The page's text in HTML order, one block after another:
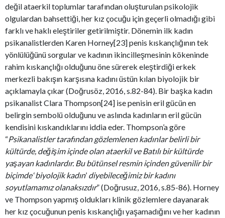
değil ataerkil toplumlar tarafından oluşturulan psikolojik
olgulardan bahsettiği, her kız çocuğu için geçerli olmadığı gibi
farklı ve haklı eleştiriler getirilmiştir. Dönemin ilk kadın
psikanalistlerden Karen Horney[23] penis kıskançlığının tek
yönlülüğünü sorgular ve kadının ikincilleşmesinin kökeninde
rahim kıskançlığı olduğunu öne sürerek eleştirdiği erkek
merkezli bakışın karşısına kadını üstün kılan biyolojik bir
açıklamayla çıkar (Doğrusöz, 2016, s.82-84). Bir başka kadın
psikanalist Clara Thompson[24] ise penisin eril gücün en
belirgin sembolü olduğunu ve aslında kadınların eril gücün
kendisini kıskandıklarını iddia eder. Thompson’a göre
“Psikanalistler tarafından gözlemlenen kadınlar belirli bir
kültürde, değişim içinde olan ataerkil ve Batılı bir kültürde
yaşayan kadınlardır. Bu bütünsel resmin içinden güvenilir bir
biçimde‘biyolojik kadın’ diyebileceğimiz bir kadını
soyutlamamız olanaksızdır” (Doğrusuz, 2016, s.85-86). Horney
ve Thompson yapmış oldukları klinik gözlemlere dayanarak
her kız çocuğunun penis kıskançlığı yaşamadığını ve her kadının